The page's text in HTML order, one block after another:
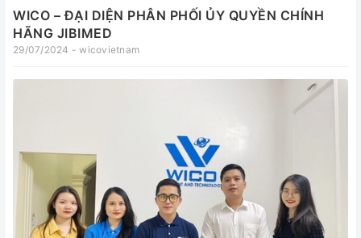
WICO – ĐẠI DIỆN PHÂN PHỐI ỦY QUYỀN CHÍNH
HÃNG JIBIMED
29/07/2024 - wicovietnam